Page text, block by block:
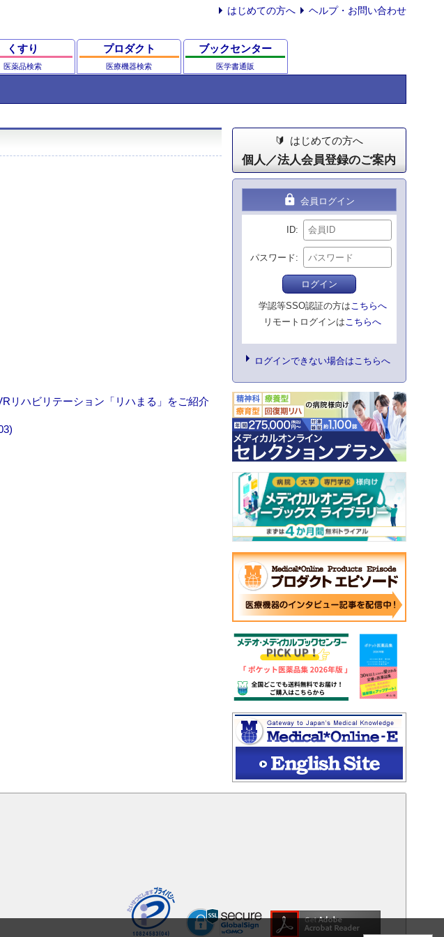
はじめての方へ ヘルプ・お問い合わせ
くすり
医薬品検索
プロダクト
医療機器検索
ブックセンター
医学書通販
リハビリテーション「リハまる」をご紹介
はじめての方へ
個人／法人会員登録のご案内
lock 会員ログイン
ID
パスワード
ログイン
学認等SSO認証の方はこちらへ
リモートログインはこちらへ
ログインできない場合はこちらへ